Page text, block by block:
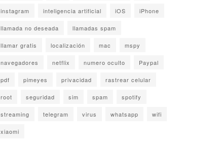
instagram inteligencia artificial iOS iPhone
llamada no deseada llamadas spam
llamar gratis localización mac mspy
navegadores netflix numero oculto Paypal
pdf pimeyes privacidad rastrear celular
root seguridad sim spam spotify
streaming telegram virus whatsapp wifi
xiaomi